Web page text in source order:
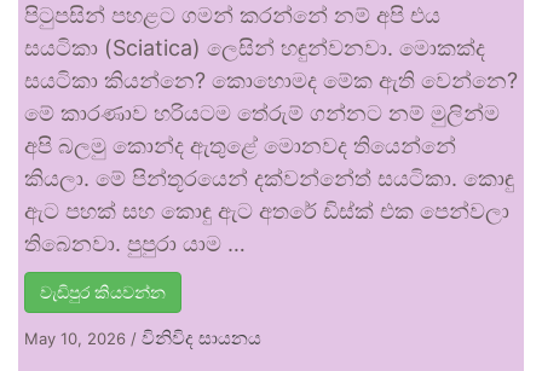
පිටුපසින් පහළට ගමන් කරන්නේ නම් අපි එය
සයටිකා (Sciatica) ලෙසින් හඳුන්වනවා. මොකක්ද
සයටිකා කියන්නෙ? කොහොමද මේක ඇති වෙන්නෙ?
මේ කාරණාව හරියටම තේරුම් ගන්නට නම් මුලින්ම
අපි බලමු කොන්ද ඇතුළේ මොනවද තියෙන්නේ
කියලා. මේ පින්තූරයෙන් දක්වන්නේත් සයටිකා. කොඳු
ඇට පහක් සහ කොඳු ඇට අතරේ ඩිස්ක් එක පෙන්වලා
තිබෙනවා. පුපුරා යාම …
වැඩිපුර කියවන්න
May 10, 2026 / විනිවිද සායනය